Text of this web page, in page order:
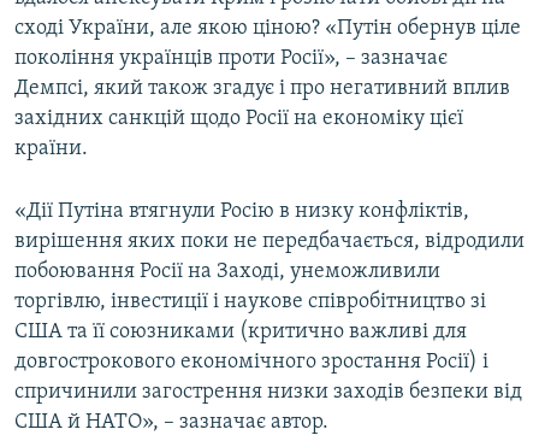
сході України, але якою ціною? «Путін обернув ціле
покоління українців проти Росії», – зазначає
Демпсі, який також згадує і про негативний вплив
західних санкцій щодо Росії на економіку цієї
країни.
«Дії Путіна втягнули Росію в низку конфліктів,
вирішення яких поки не передбачається, відродили
побоювання Росії на Заході, унеможливили
торгівлю, інвестиції і наукове співробітництво зі
США та її союзниками (критично важливі для
довгострокового економічного зростання Росії) і
спричинили загострення низки заходів безпеки від
США й НАТО», – зазначає автор.